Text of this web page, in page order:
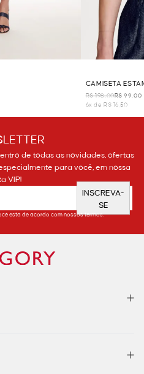
CAMISETA
R$ 198,00R$ 99,00
6x de R$ 16,50
de todas as novidades, ofertas
para você, em nossa
VIP!
INSCREVA-
SE
está de acordo com nossos termos.